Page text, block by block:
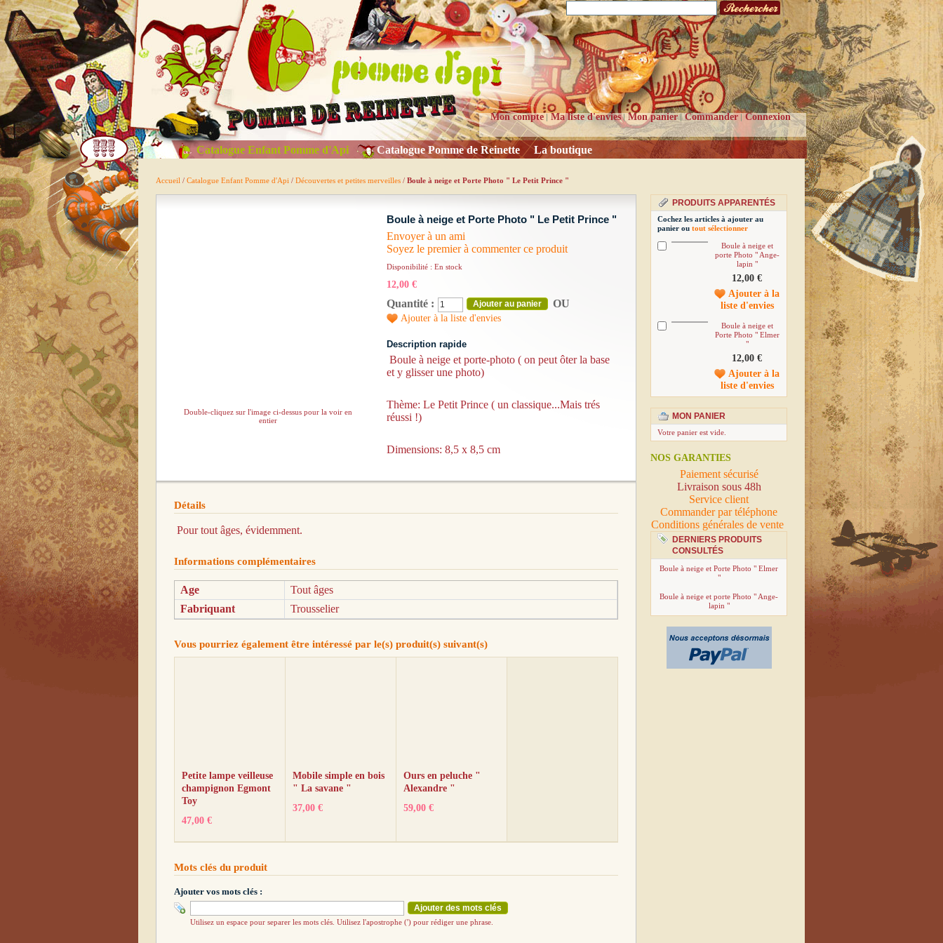
Mon compte Ma liste d'envies Mon panier Commander Connexion
Catalogue Enfant Pomme d'Api Catalogue Pomme de Reinette La boutique
Accueil / Catalogue Enfant Pomme d'Api / Découvertes et petites merveilles / Boule à neige et Porte Photo " Le Petit Prince "
Boule à neige et Porte Photo " Le Petit Prince "
Envoyer à un ami
Soyez le premier à commenter ce produit
Disponibilité : En stock
12,00 €
Quantité : Ajouter au panier OU
Ajouter à la liste d'envies
Description rapide
Boule à neige et porte-photo ( on peut ôter la base
et y glisser une photo)
Thème: Le Petit Prince ( un classique...Mais trés
réussi !)
Dimensions: 8,5 x 8,5 cm
Double-cliquez sur l'image ci-dessus pour la voir en
entier
Détails
Pour tout âges, évidemment.
Informations complémentaires
Age
Tout âges
Fabriquant
Trousselier
Vous pourriez également être intéressé par le(s) produit(s) suivant(s)
Petite lampe veilleuse
champignon Egmont
Toy
47,00 €
Mobile simple en bois
" La savane "
37,00 €
Ours en peluche "
Alexandre "
59,00 €
Mots clés du produit
Ajouter vos mots clés :
Ajouter des mots clés
Utilisez un espace pour separer les mots clés. Utilisez l'apostrophe (') pour rédiger une phrase.
PRODUITS APPARENTÉS
Cochez les articles à ajouter au
panier ou tout sélectionner
Boule à neige et
porte Photo " Ange-
lapin "
12,00 €
Ajouter à la
liste d'envies
Boule à neige et
Porte Photo " Elmer
"
12,00 €
Ajouter à la
liste d'envies
MON PANIER
Votre panier est vide.
NOS GARANTIES
Paiement sécurisé
Livraison sous 48h
Service client
Commander par téléphone
Conditions générales de vente
DERNIERS PRODUITS
CONSULTÉS
Boule à neige et Porte Photo " Elmer
"
Boule à neige et porte Photo " Ange-
lapin "